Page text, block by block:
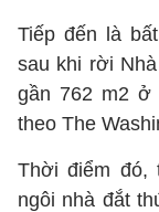
Tiếp đến là
sau khi rời
gần 762 m2 ở
theo The
Thời điểm đó,
ngôi nhà đắt